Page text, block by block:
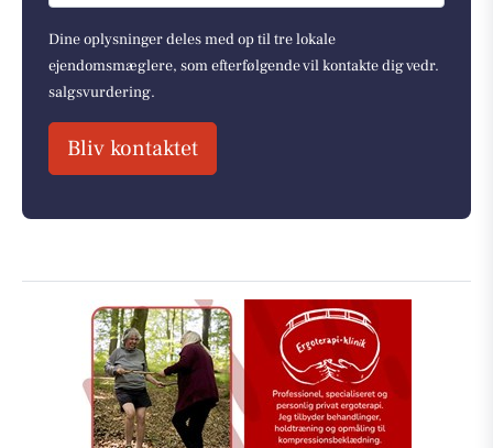
Dine oplysninger deles med op til tre lokale
ejendomsmæglere, som efterfølgende vil kontakte dig vedr.
salgsvurdering.
Bliv kontaktet